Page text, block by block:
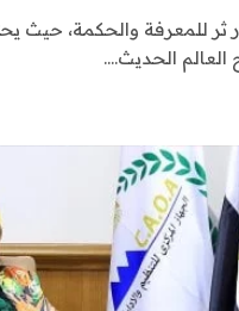
ثر للمعرفة والحكمة، حيث
الحديث.…